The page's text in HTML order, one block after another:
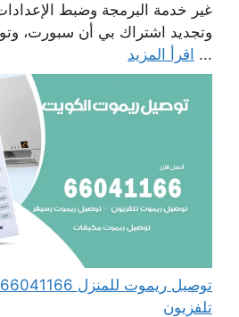
غير خدمة البرمجة وضبط
وتجديد اشتراك بي أن سبورت،
... اقرأ المزيد
تلفزيون